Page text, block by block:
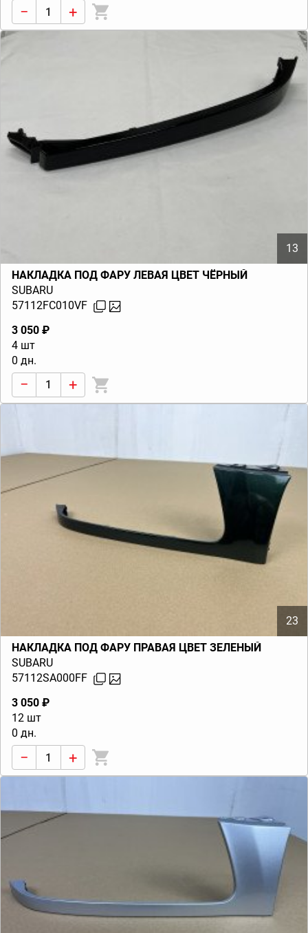
− +
13
НАКЛАДКА ПОД ФАРУ ЛЕВАЯ ЦВЕТ ЧЁРНЫЙ
SUBARU
57112FC010VF
3 050 ₽
4 шт
0 дн.
− +
23
НАКЛАДКА ПОД ФАРУ ПРАВАЯ ЦВЕТ ЗЕЛЕНЫЙ
SUBARU
57112SA000FF
3 050 ₽
12 шт
0 дн.
− +